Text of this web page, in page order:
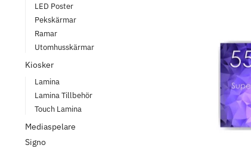
LED Poster
Pekskärmar
Ramar
Utomhusskärmar
Kiosker
Lamina
Lamina Tillbehör
Touch Lamina
Mediaspelare
Signo